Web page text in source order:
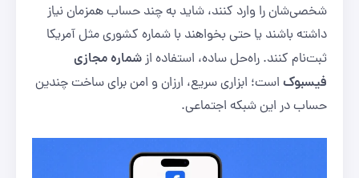
شخصی‌شان را وارد کنند، شاید به چند حساب همزمان نیاز
داشته باشند یا حتی بخواهند با شماره کشوری مثل آمریکا
ثبت‌نام کنند. راه‌حل ساده، استفاده ازشماره مجازی
فیسبوک است؛ ابزاری سریع، ارزان و امن برای ساخت چندین
حساب در این شبکه اجتماعی.